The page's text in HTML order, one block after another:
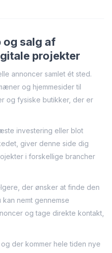
og salg af
projekter
annoncer samlet ét sted.
og hjemmesider til
og fysiske butikker, der er
investering eller blot
giver denne side dig
i forskellige brancher
der ønsker at finde den
nemt gennemse
og tage direkte kontakt,
der kommer hele tiden nye